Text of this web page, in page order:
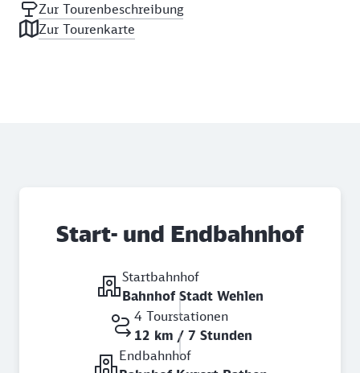
Zur Tourenbeschreibung
Zur Tourenkarte
Start- und Endbahnhof
Startbahnhof
Bahnhof Stadt Wehlen
4 Tourstationen
12 km / 7 Stunden
Endbahnhof